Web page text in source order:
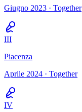
Giugno 2023 · Together
III
Piacenza
Aprile 2024 · Together
IV